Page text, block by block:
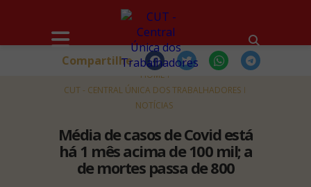
HOME
CUT - CENTRAL ÚNICA DOS TRABALHADORES
NOTÍCIAS
Média de casos de Covid está
há 1 mês acima de 100 mil; a
de mortes passa de 800
Compartilhe